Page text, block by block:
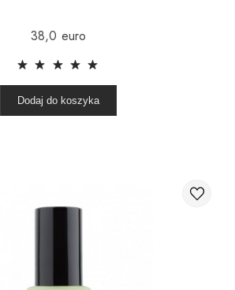
38,0 euro
Dodaj do koszyka